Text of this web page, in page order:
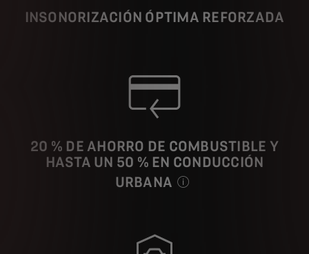
INSONORIZACIÓN ÓPTIMA REFORZADA
20 % DE AHORRO DE COMBUSTIBLE Y
HASTA UN 50 % EN CONDUCCIÓN
URBANA